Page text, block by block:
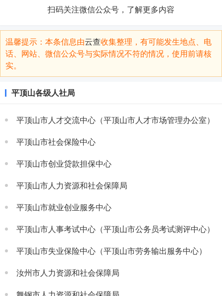
扫码关注微信公众号，了解更多内容
温馨提示：本条信息由云查收集整理，有可能发生地点、电
话、网站、微信公众号与实际情况不符的情况，使用前请核
实。
平顶山各级人社局
平顶山市人才交流中心（平顶山市人才市场管理办公室）
平顶山市社会保险中心
平顶山市创业贷款担保中心
平顶山市人力资源和社会保障局
平顶山市就业创业服务中心
平顶山市人事考试中心（平顶山市公务员考试测评中心）
平顶山市失业保险中心（平顶山市劳务输出服务中心）
汝州市人力资源和社会保障局